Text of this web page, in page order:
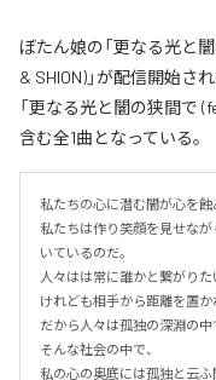
ぼたん娘の「更なる光と
& SHION)」が配信開始さ
「更なる光と闇の狭間で
含む全1曲となっている。
私たちの心に潜む闇が心を蝕
私たちは作り笑顔を見せな
いているのだ。
人々はは常に誰かと繋がり
けれども相手から距離を置か
だから人々は孤独の深淵の中
そんな社会の中で、
私の心の奥底には孤独と云ふ